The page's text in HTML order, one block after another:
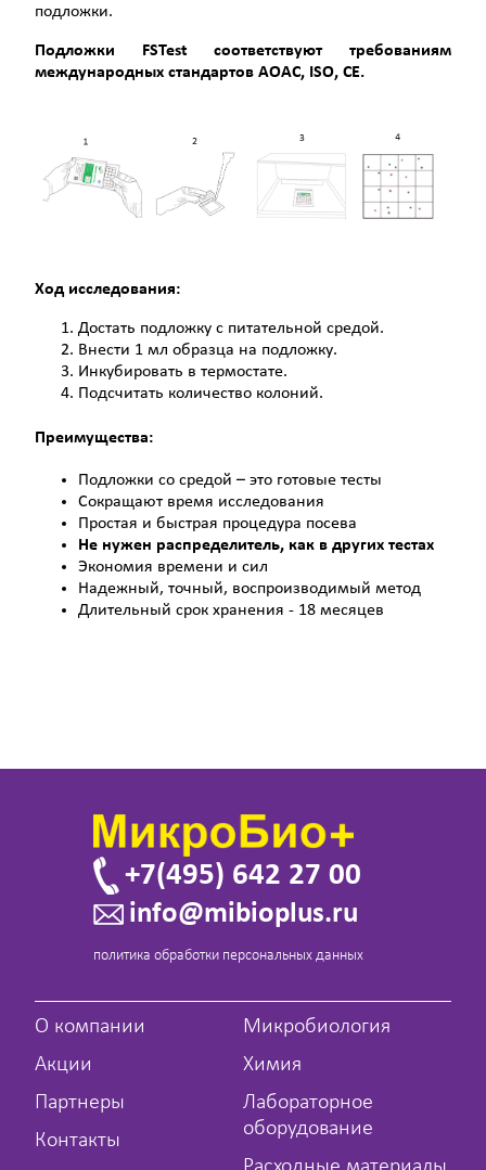
подложки.
Подложки FSTest соответствуют требованиям
международных стандартов АОАС, ISO, CE.
Ход исследования:
Достать подложку с питательной средой.
Внести 1 мл образца на подложку.
Инкубировать в термостате.
Подсчитать количество колоний.
Преимущества:
Подложки со средой – это готовые тесты
Сокращают время исследования
Простая и быстрая процедура посева
Не нужен распределитель, как в других тестах
Экономия времени и сил
Надежный, точный, воспроизводимый метод
Длительный срок хранения - 18 месяцев
+7(495) 642 27 00
info@mibioplus.ru
политика обработки персональных данных
О компании
Акции
Партнеры
Контакты
Микробиология
Химия
Лабораторное
оборудование